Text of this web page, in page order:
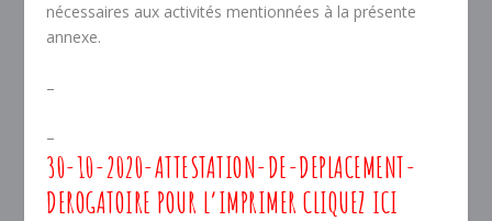
nécessaires aux activités mentionnées à la présente
annexe.
–
–
30-10-2020-ATTESTATION-DE-DEPLACEMENT-
DEROGATOIRE POUR L’IMPRIMER CLIQUEZ ICI